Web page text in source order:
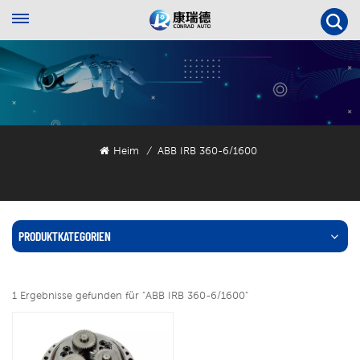
Heim / ABB IRB 360-6/1600
PRODUKTKATEGORIEN
1 Ergebnisse gefunden für "ABB IRB 360-6/1600"